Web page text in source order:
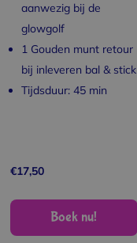
aanwezig bij de
glowgolf
1 Gouden munt retour
bij inleveren bal & stick
Tijdsduur: 45 min
€17,50
Boek nu!